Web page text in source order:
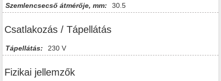
Szemlencsecső átmérője, mm:
30.5
Csatlakozás / Tápellátás
Tápellátás: 230 V
Fizikai jellemzők